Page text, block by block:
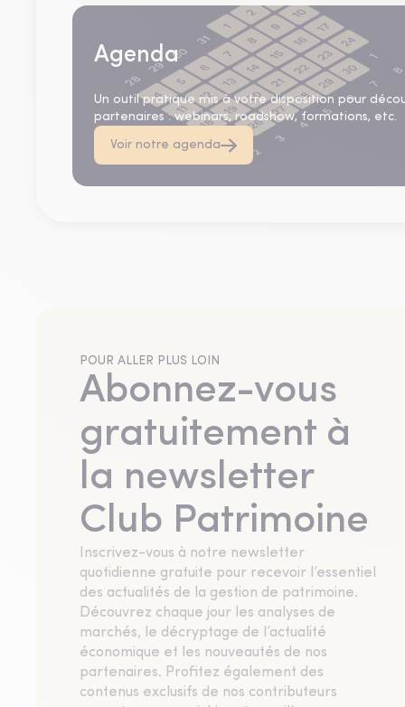
Agenda
Un outil pratique mis à votre disposition pour
partenaires : webinars, roadshow, formations, etc.
Voir notre agenda
POUR ALLER PLUS LOIN
Abonnez-vous
gratuitement à
la newsletter
Club Patrimoine
Inscrivez-vous à notre newsletter
quotidienne gratuite pour recevoir l’essentiel
des actualités de la gestion de patrimoine.
Découvrez chaque jour les analyses de
marchés, le décryptage de l’actualité
économique et les nouveautés de nos
partenaires. Profitez également des
contenus exclusifs de nos contributeurs